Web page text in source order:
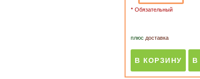
* Обязательный
плюс доставка